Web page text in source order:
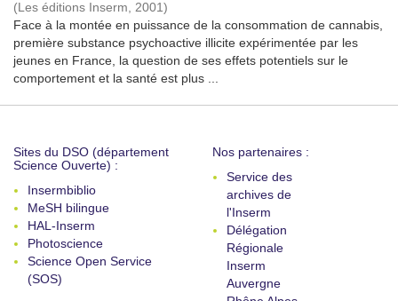
(Les éditions Inserm, 2001)
Face à la montée en puissance de la consommation de cannabis,
première substance psychoactive illicite expérimentée par les
jeunes en France, la question de ses effets potentiels sur le
comportement et la santé est plus ...
Sites du DSO (département
Science Ouverte) :
Insermbiblio
MeSH bilingue
HAL-Inserm
Photoscience
Science Open Service
(SOS)
Nos partenaires :
Service des
archives de
l'Inserm
Délégation
Régionale
Inserm
Auvergne